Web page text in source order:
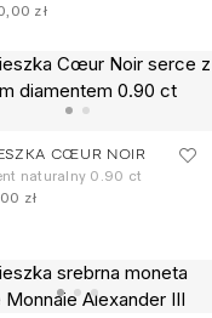
zł
CŒUR NOIR
naturalny 0.90 ct
zł